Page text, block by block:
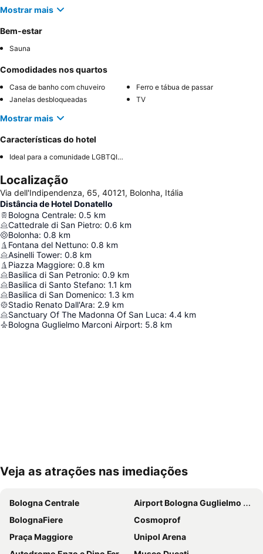
Mostrar mais
Bem-estar
Sauna
Comodidades nos quartos
Casa de banho com chuveiro
Ferro e tábua de passar
Janelas desbloqueadas
TV
Mostrar mais
Características do hotel
Ideal para a comunidade LGBTQIA+
Localização
Via dell'Indipendenza, 65, 40121, Bolonha, Itália
Distância de Hotel Donatello
Bologna Centrale: 0.5 km
Cattedrale di San Pietro: 0.6 km
Bolonha: 0.8 km
Fontana del Nettuno: 0.8 km
Asinelli Tower: 0.8 km
Piazza Maggiore: 0.8 km
Basilica di San Petronio: 0.9 km
Basilica di Santo Stefano: 1.1 km
Basilica di San Domenico: 1.3 km
Stadio Renato Dall'Ara: 2.9 km
Sanctuary Of The Madonna Of San Luca: 4.4 km
Bologna Guglielmo Marconi Airport: 5.8 km
Ampliar mapa
Veja as atrações nas imediações
Bologna Centrale
Airport Bologna Guglielmo Marconi
BolognaFiere
Cosmoprof
Praça Maggiore
Unipol Arena